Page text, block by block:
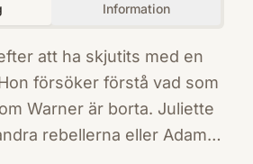
Information
att ha skjutits med en
försöker förstå vad som
Warner är borta. Juliette
rebellerna eller Adam